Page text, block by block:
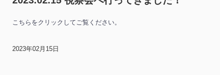
こちらをクリックしてご覧ください。
2023年02月15日